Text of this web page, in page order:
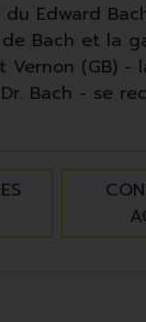
Edward
Bach et la
Vernon (GB) -
Bach - se